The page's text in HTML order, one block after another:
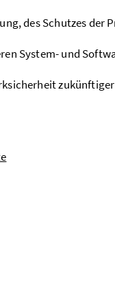
des Schutzes der
System- und